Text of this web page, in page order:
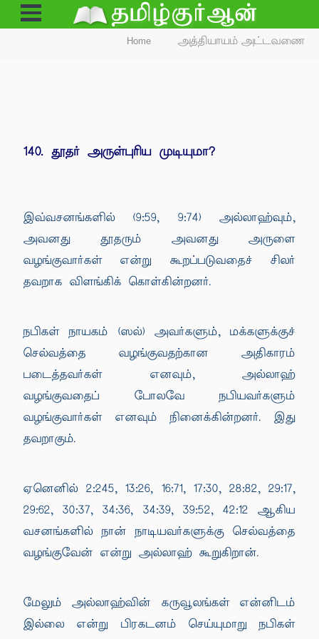
Open
Menu
Home அத்தியாயம் அட்டவணை
140. தூதர் அருள்புரிய முடியுமா?
இவ்வசனங்களில் (9:59, 9:74) அல்லாஹ்வும்,
அவனது தூதரும் அவனது அருளை
வழங்குவார்கள் என்று கூறப்படுவதைச் சிலர்
தவறாக விளங்கிக் கொள்கின்றனர்.
நபிகள் நாயகம் (ஸல்) அவர்களும், மக்களுக்குச்
செல்வத்தை வழங்குவதற்கான அதிகாரம்
படைத்தவர்கள் எனவும், அல்லாஹ்
வழங்குவதைப் போலவே நபியவர்களும்
வழங்குவார்கள் எனவும் நினைக்கின்றனர். இது
தவறாகும்.
ஏனெனில் 2:245, 13:26, 16:71, 17:30, 28:82, 29:17,
29:62, 30:37, 34:36, 34:39, 39:52, 42:12 ஆகிய
வசனங்களில் நான் நாடியவர்களுக்கு செல்வத்தை
வழங்குவேன் என்று அல்லாஹ் கூறுகிறான்.
மேலும் அல்லாஹ்வின் கருவூலங்கள் என்னிடம்
இல்லை என்று பிரகடனம் செய்யுமாறு நபிகள்